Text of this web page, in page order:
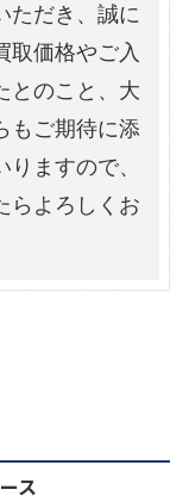
ただき、誠に
取価格やご入
とのこと、大
もご期待に添
ますので、
らよろしくお
ス